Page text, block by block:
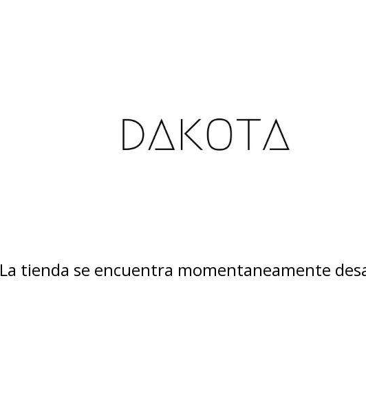
La tienda se encuentra momentaneamente